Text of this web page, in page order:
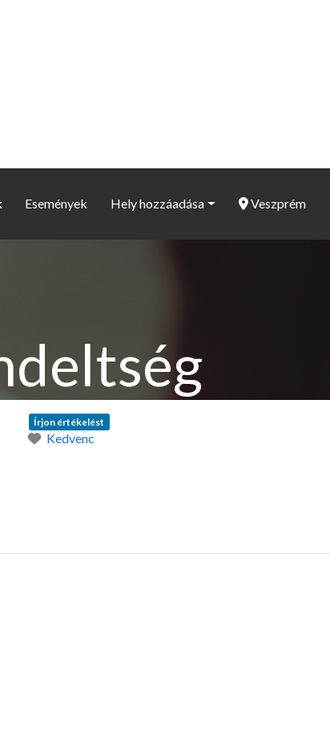
Események Hely hozzáadása Veszprém
Írjon értékelést
Kedvenc